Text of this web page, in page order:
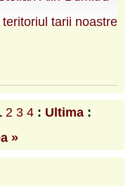
tarii noastre
2 3 4 : Ultima:
»